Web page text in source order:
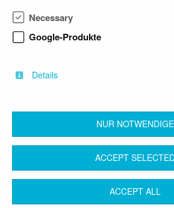
sind uns sehr willkommen. Bei
interessante Aufgaben und
Devise: „Wir machen Mitte!"
back
Legal Notice
Privacy
Necessary
Google-Produkte
Details
NUR NOTWENDIGE
ACCEPT
ACCEPT ALL